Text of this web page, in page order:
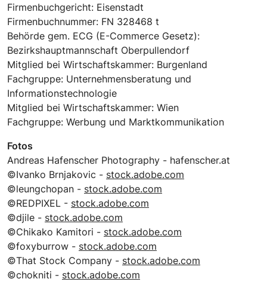
Firmenbuchgericht: Eisenstadt
Firmenbuchnummer: FN 328468 t
Behörde gem. ECG (E-Commerce Gesetz):
Bezirkshauptmannschaft Oberpullendorf
Mitglied bei Wirtschaftskammer: Burgenland
Fachgruppe: Unternehmensberatung und
Informationstechnologie
Mitglied bei Wirtschaftskammer: Wien
Fachgruppe: Werbung und Marktkommunikation
Fotos
Andreas Hafenscher Photography - hafenscher.at
©Ivanko Brnjakovic - stock.adobe.com
©leungchopan - stock.adobe.com
©REDPIXEL - stock.adobe.com
©djile - stock.adobe.com
©Chikako Kamitori - stock.adobe.com
©foxyburrow - stock.adobe.com
©That Stock Company - stock.adobe.com
©chokniti - stock.adobe.com